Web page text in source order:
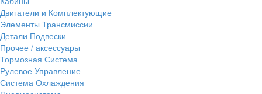
Двигатели и Комплектующие
Элементы Трансмиссии
Детали Подвески
Прочее / аксессуары
Тормозная Система
Рулевое Управление
Система Охлаждения